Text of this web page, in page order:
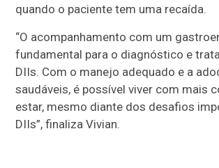
quando o paciente tem uma recaída.
“O acompanhamento com um
fundamental para o diagnóstico e
DIIs. Com o manejo adequado e a
saudáveis, é possível viver com mais
estar, mesmo diante dos desafios
DIIs”, finaliza Vivian.